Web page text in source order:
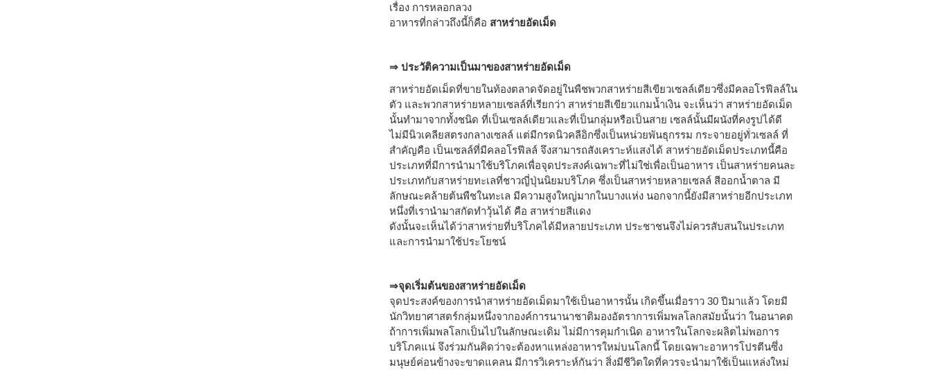
เรื่อง การหลอกลวง
อาหารที่กล่าวถึงนี้ก็คือ สาหร่ายอัดเม็ด
⇒ ประวัติความเป็นมาของสาหร่ายอัดเม็ด
สาหร่ายอัดเม็ดที่ขายในท้องตลาดจัดอยู่ในพืชพวกสาหร่ายสีเขียวเซลล์เดียวซึ่งมีคลอโรฟีลล์ใน
ตัว และพวกสาหร่ายหลายเซลล์ที่เรียกว่า สาหร่ายสีเขียวแกมน้ำเงิน จะเห็นว่า สาหร่ายอัดเม็ด
นั้นทำมาจากทั้งชนิด ที่เป็นเซลล์เดียวและที่เป็นกลุ่มหรือเป็นสาย เซลล์นั้นมีผนังที่คงรูปได้ดี
ไม่มีนิวเคลียสตรงกลางเซลล์ แต่มีกรดนิวคลีอิกซึ่งเป็นหน่วยพันธุกรรม กระจายอยู่ทั่วเซลล์ ที่
สำคัญคือ เป็นเซลล์ที่มีคลอโรฟีลล์ จึงสามารถสังเคราะห์แสงได้ สาหร่ายอัดเม็ดประเภทนี้คือ
ประเภทที่มีการนำมาใช้บริโภคเพื่อจุดประสงค์เฉพาะที่ไม่ใช่เพื่อเป็นอาหาร เป็นสาหร่ายคนละ
ประเภทกับสาหร่ายทะเลที่ชาวญี่ปุ่นนิยมบริโภค ซึ่งเป็นสาหร่ายหลายเซลล์ สีออกน้ำตาล มี
ลักษณะคล้ายต้นพืชในทะเล มีความสูงใหญ่มากในบางแห่ง นอกจากนี้ยังมีสาหร่ายอีกประเภท
หนึ่งที่เรานำมาสกัดทำวุ้นได้ คือ สาหร่ายสีแดง
ดังนั้นจะเห็นได้ว่าสาหร่ายที่บริโภคได้มีหลายประเภท ประชาชนจึงไม่ควรสับสนในประเภท
และการนำมาใช้ประโยชน์
⇒จุดเริ่มต้นของสาหร่ายอัดเม็ด
จุดประสงค์ของการนำสาหร่ายอัดเม็ดมาใช้เป็นอาหารนั้น เกิดขึ้นเมื่อราว 30 ปีมาแล้ว โดยมี
นักวิทยาศาสตร์กลุ่มหนึ่งจากองค์การนานาชาติมองอัตราการเพิ่มพลโลกสมัยนั้นว่า ในอนาคต
ถ้าการเพิ่มพลโลกเป็นไปในลักษณะเดิม ไม่มีการคุมกำเนิด อาหารในโลกจะผลิตไม่พอการ
บริโภคแน่ จึงร่วมกันคิดว่าจะต้องหาแหล่งอาหารใหม่บนโลกนี้ โดยเฉพาะอาหารโปรตีนซึ่ง
มนุษย์ค่อนข้างจะขาดแคลน มีการวิเคราะห์กันว่า สิ่งมีชีวิตใดที่ควรจะนำมาใช้เป็นแหล่งใหม่